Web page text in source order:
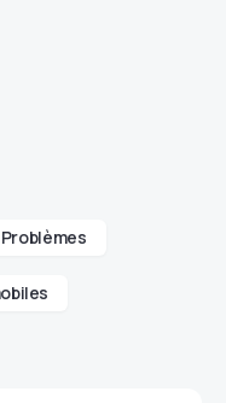
Problèmes